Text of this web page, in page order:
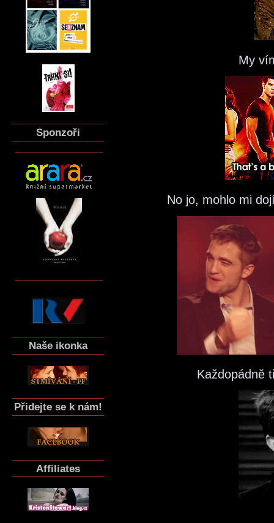
Sponzoři
Naše ikonka
Přidejte se k nám!
Affiliates
My
No jo, mohlo mi
Každopádně